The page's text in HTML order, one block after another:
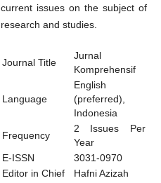
current issues on the subject of
research and studies.
Journal Title
Jurnal
Komprehensif
Language
English
(preferred),
Indonesia
Frequency
2 Issues Per
Year
E-ISSN
3031-0970
Editor in Chief
Hafni Azizah